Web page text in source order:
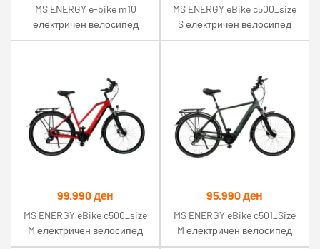
MS ENERGY e-bike m10
електричен велосипед
MS ENERGY eBike c500_size
S електричен велосипед
99.990ден
MS ENERGY eBike c500_size
M електричен велосипед
95.990ден
MS ENERGY eBike c501_Size
M електричен велосипед